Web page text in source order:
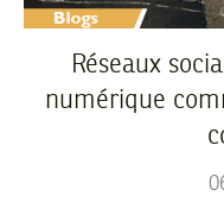
Réseaux
numérique